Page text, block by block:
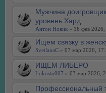
Мужчина
уровень Хард.
Антон Новик » 16 фев
Ищем связку в
SvetlanaC » 07 мар 2026,
ИЩЕМ ЛИБЕРО
Lokosto007 » 03 мар 2026,
Профессиональный